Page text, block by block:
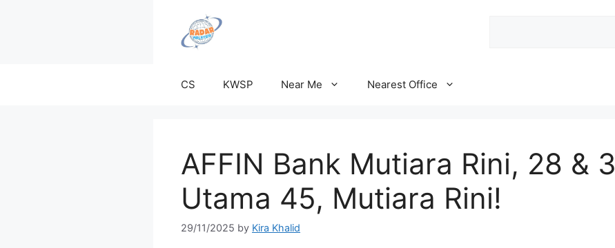
CS KWSP Near Me Nearest Office
AFFIN Bank Mutiara Rini, 28 &
Utama 45, Mutiara Rini!
29/11/2025 by Kira Khalid